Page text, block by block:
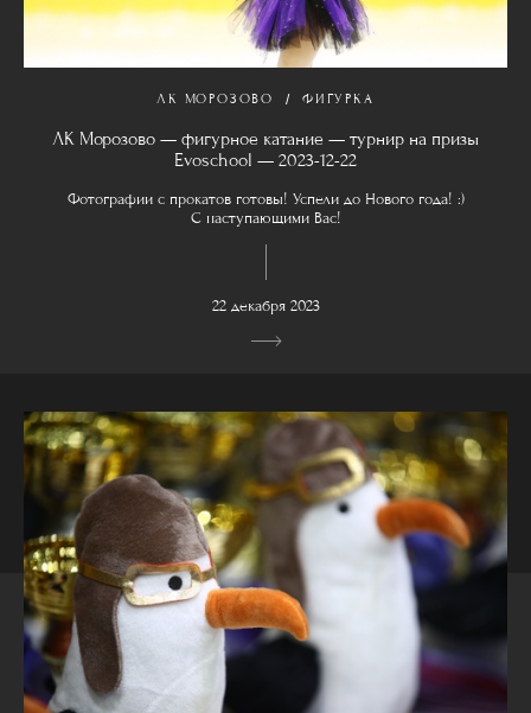
ЛК МОРОЗОВО ФИГУРКА
ЛК Морозово — фигурное катание — турнир на призы
Evoschool — 2023-12-22
Фотографии с прокатов готовы! Успели до Нового года! :)
С наступающими Вас!
22 декабря 2023